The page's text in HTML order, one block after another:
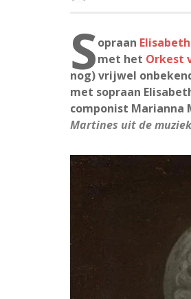
Sopraan
met het Orkest
nog) vrijwel
met sopraan
componist Marianna
Martines uit de